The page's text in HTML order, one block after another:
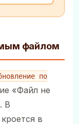
файлом
по
«Файл не
В
в